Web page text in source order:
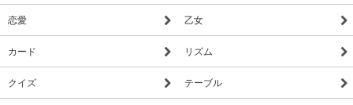
恋愛 乙女
カード リズム
クイズ テーブル